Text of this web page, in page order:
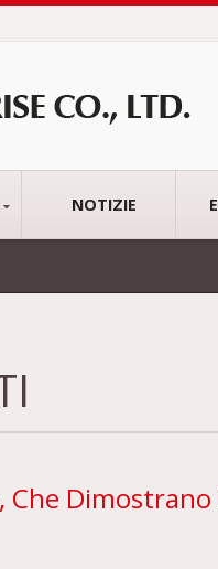
NOTIZIE